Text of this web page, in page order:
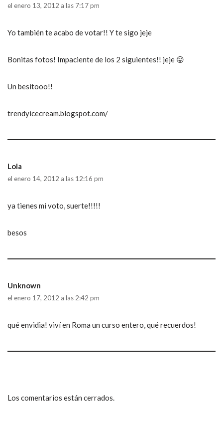
el enero 13, 2012 a las 7:17 pm
Yo también te acabo de votar!! Y te sigo jeje
Bonitas fotos! Impaciente de los 2 siguientes!! jeje 😛
Un besitooo!!
trendyicecream.blogspot.com/
Lola
el enero 14, 2012 a las 12:16 pm
ya tienes mi voto, suerte!!!!!
besos
Unknown
el enero 17, 2012 a las 2:42 pm
qué envidia! viví en Roma un curso entero, qué recuerdos!
Los comentarios están cerrados.